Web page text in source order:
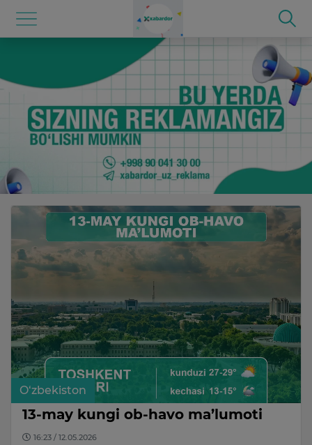
O‘zbekiston
13-may kungi ob-havo ma’lumoti
16:23 / 12.05.2026